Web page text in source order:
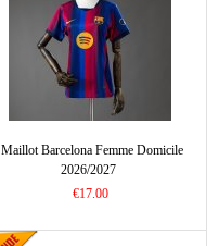
Maillot Barcelona Femme Domicile
2026/2027
€17.00